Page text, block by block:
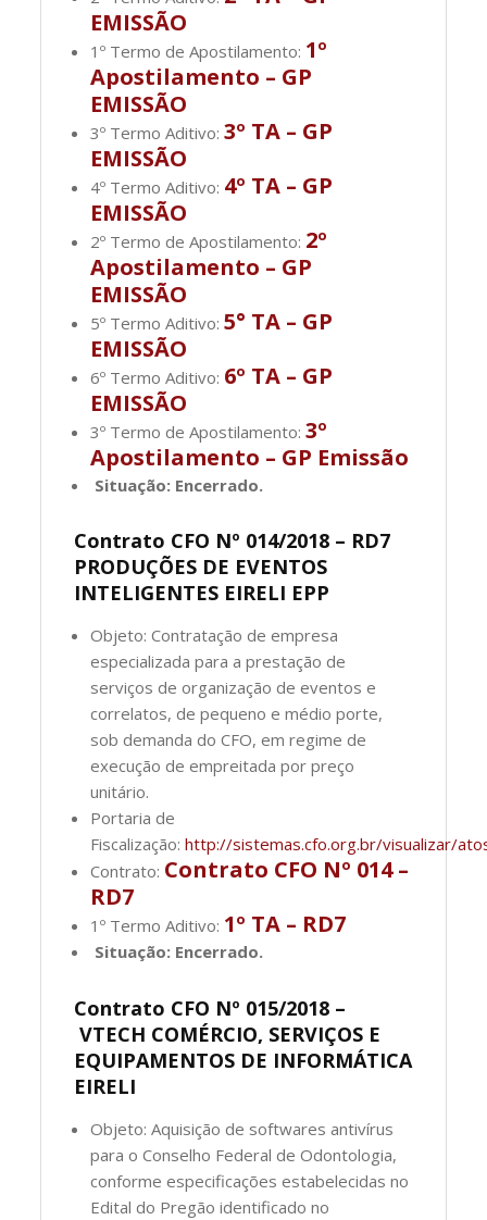
EMISSÃO
1º Termo de Apostilamento: 1º
Apostilamento – GP
EMISSÃO
3º Termo Aditivo:3º TA – GP
EMISSÃO
4º Termo Aditivo: 4º TA – GP
EMISSÃO
2º Termo de Apostilamento: 2º
Apostilamento – GP
EMISSÃO
5º Termo Aditivo:5° TA – GP
EMISSÃO
6º Termo Aditivo: 6º TA – GP
EMISSÃO
3º Termo de Apostilamento:3º
Apostilamento – GP Emissão
Situação: Encerrado.
Contrato CFO Nº 014/2018 – RD7
PRODUÇÕES DE EVENTOS
INTELIGENTES EIRELI EPP
Objeto: Contratação de empresa
especializada para a prestação de
serviços de organização de eventos e
correlatos, de pequeno e médio porte,
sob demanda do CFO, em regime de
execução de empreitada por preço
unitário.
Portaria de
Fiscalização:http://sistemas.cfo.org.br/visualizar/
Contrato: Contrato CFO Nº 014 –
RD7
1º Termo Aditivo: 1º TA – RD7
Situação: Encerrado.
Contrato CFO Nº 015/2018 –
VTECH COMÉRCIO, SERVIÇOS E
EQUIPAMENTOS DE INFORMÁTICA
EIRELI
Objeto: Aquisição de softwares antivírus
para o Conselho Federal de Odontologia,
conforme especificações estabelecidas no
Edital do Pregão identificado no